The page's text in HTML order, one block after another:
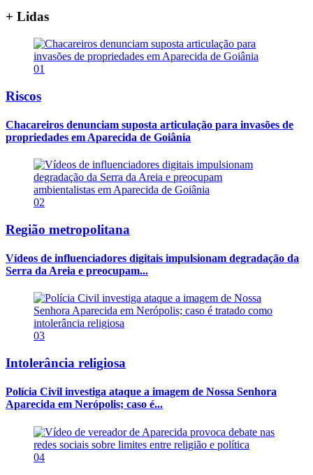
+ Lidas
01
Riscos
Chacareiros denunciam suposta articulação para invasões de
propriedades em Aparecida de Goiânia
02
Região metropolitana
Vídeos de influenciadores digitais impulsionam degradação da
Serra da Areia e preocupam...
03
Intolerância religiosa
Polícia Civil investiga ataque a imagem de Nossa Senhora
Aparecida em Nerópolis; caso é...
04